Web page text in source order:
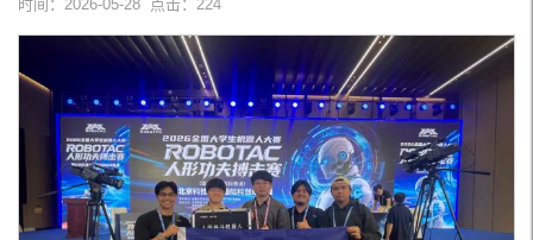
时间：2026-05-28 点击： 224